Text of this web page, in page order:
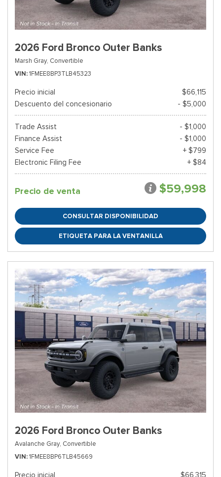
2026 Ford Bronco Outer Banks
Marsh Gray, Convertible
VIN 1FMEE8BP3TLB45323
Precio inicial
$66,115
Descuento del concesionario
- $5,000
Trade Assist
- $1,000
Finance Assist
- $1,000
Service Fee
+ $799
Electronic Filing Fee
+ $84
Precio de venta $59,998
CONSULTAR DISPONIBILIDAD
ETIQUETA PARA LA VENTANILLA
2026 Ford Bronco Outer Banks
Avalanche Gray, Convertible
VIN 1FMEE8BP6TLB45669
Precio inicial
$66,315